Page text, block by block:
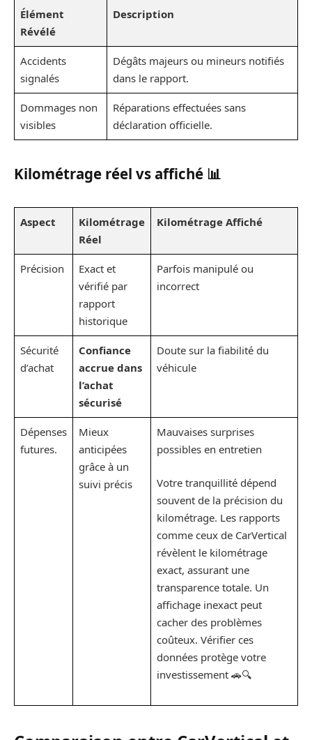
Élément
Révélé
Description
Accidents
signalés
Dégâts majeurs ou mineurs notifiés
dans le rapport.
Dommages non
visibles
Réparations effectuées sans
déclaration officielle.
Kilométrage réel vs affiché 📊
Aspect
Kilométrage
Réel
Kilométrage Affiché
Précision
Exact et
vérifié par
rapport
historique
Parfois manipulé ou
incorrect
Sécurité
d’achat
Confiance
accrue dans
l’achat
sécurisé
Doute sur la fiabilité du
véhicule
Dépenses
futures.
Mieux
anticipées
grâce à un
suivi précis
Mauvaises surprises
possibles en entretien
Votre tranquillité dépend
souvent de la précision du
kilométrage. Les rapports
comme ceux de CarVertical
révèlent le kilométrage
exact, assurant une
transparence totale. Un
affichage inexact peut
cacher des problèmes
coûteux. Vérifier ces
données protège votre
investissement 🚗🔍